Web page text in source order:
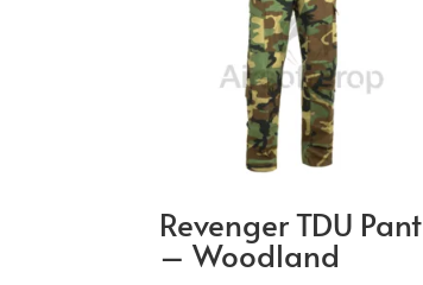
Revenger TDU Pant
– Woodland